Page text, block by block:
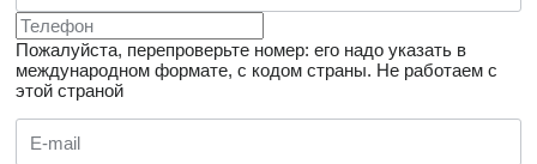
Пожалуйста, перепроверьте номер: его надо указать в
международном формате, с кодом страны. Не работаем с
этой страной